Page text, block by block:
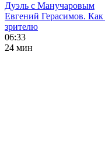
Дуэль с Манучаровым
Евгений Герасимов.
зрителю
06:33
24 мин